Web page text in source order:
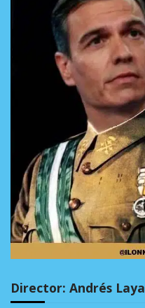
Director: Andrés Laya